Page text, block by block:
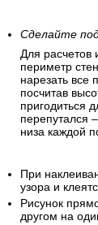
Сделайте
Для расчетов
периметр
нарезать
посчитав
пригодиться
перепутался
низа каждой
При
узора и
Рисунок
другом на